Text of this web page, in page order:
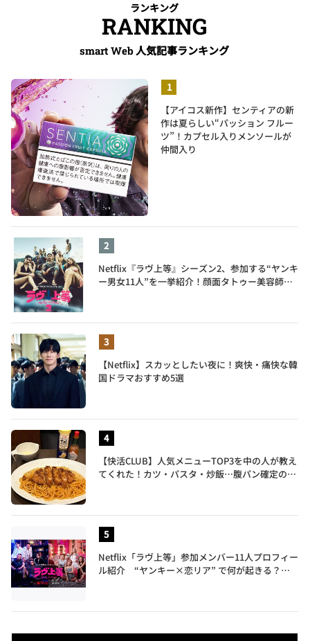
ランキング
RANKING
smart Web 人気記事ランキング
【アイコス新作】センティアの新
作は夏らしい“パッション フルー
ツ”！カプセル入りメンソールが
仲間入り
Netflix『ラヴ上等』シーズン2、参加する“ヤンキ
ー男女11人”を一挙紹介！顔面タトゥー美容師、
【Netflix】スカッとしたい夜に！爽快・痛快な韓
国ドラマおすすめ5選
【快活CLUB】人気メニューTOP3を中の人が教え
てくれた！カツ・パスタ・炒飯…腹パン確定のガ
Netflix「ラヴ上等」参加メンバー11人プロフィー
ル紹介 “ヤンキー×恋リア” で何が起きる？地